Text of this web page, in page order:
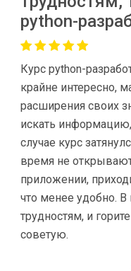
python-
Курс python-
крайне интересно,
расширения своих
искать
случае курс
время не
приложении,
что менее удобно.
трудностям, и
советую.